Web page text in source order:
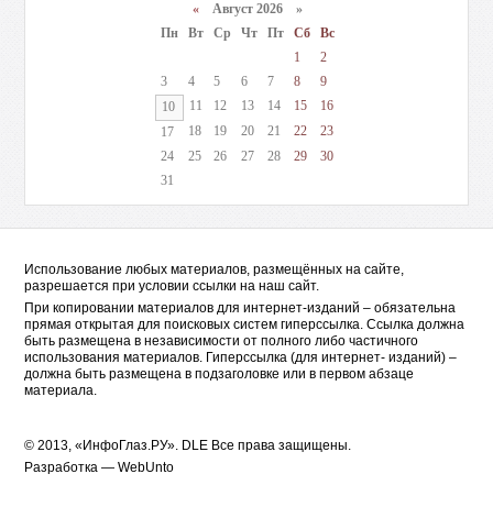
«Август 2026 »
Пн
Вт Ср Чт Пт Сб
Вс
1
2
3
4 5 6 7 8
9
10
11 12 13 14 15
16
17
18 19 20 21 22
23
24
25 26 27 28 29
30
31
Использование любых материалов, размещённых на сайте,
разрешается при условии ссылки на наш сайт.
При копировании материалов для интернет-изданий – обязательна
прямая открытая для поисковых систем гиперссылка. Ссылка должна
быть размещена в независимости от полного либо частичного
использования материалов. Гиперссылка (для интернет- изданий) –
должна быть размещена в подзаголовке или в первом абзаце
материала.
© 2013, «ИнфоГлаз.РУ». DLE Все права защищены.
Разработка —WebUnto